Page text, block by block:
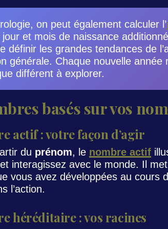
on peut également calculer l’
et mois de naissance
définir les grandes tendances de
générale. Chaque nouvelle année
différent à explorer.
basés sur vos
actif : votre façon d’agir
du prénom, le nombre actif
interagissez avec le monde. Il
vous avez développées au cours
l’action.
héréditaire : vos racines